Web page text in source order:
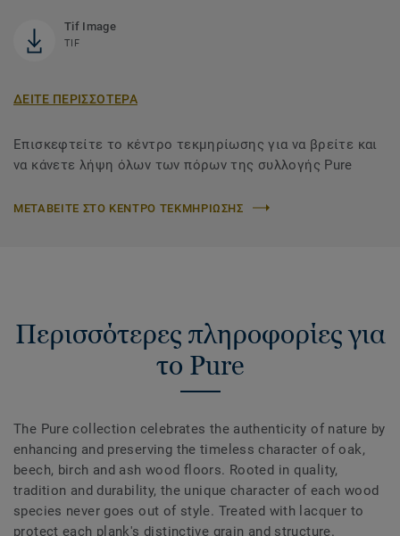
Tif Image
TIF
ΔΕΙΤΕ ΠΕΡΙΣΣΟΤΕΡΑ
Επισκεφτείτε το κέντρο τεκμηρίωσης για να βρείτε και
να κάνετε λήψη όλων των πόρων της συλλογής Pure
ΜΕΤΑΒΕΙΤΕ ΣΤΟ ΚΕΝΤΡΟ ΤΕΚΜΗΡΙΩΣΗΣ
Περισσότερες πληροφορίες για
το Pure
The Pure collection celebrates the authenticity of nature by
enhancing and preserving the timeless character of oak,
beech, birch and ash wood floors. Rooted in quality,
tradition and durability, the unique character of each wood
species never goes out of style. Treated with lacquer to
protect each plank's distinctive grain and structure.